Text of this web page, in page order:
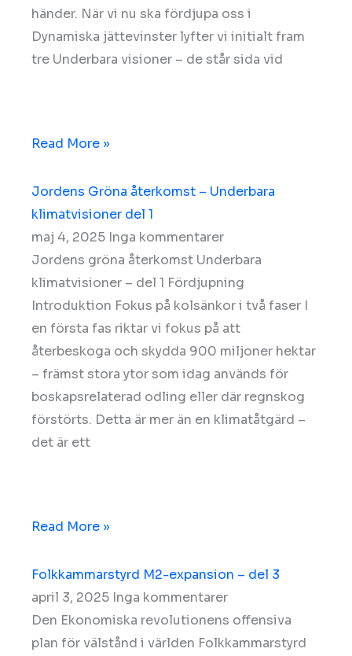
händer. När vi nu ska fördjupa oss i
Dynamiska jättevinster lyfter vi initialt fram
tre Underbara visioner – de står sida vid
Read More »
Jordens Gröna återkomst – Underbara
klimatvisioner del 1
maj 4, 2025 Inga kommentarer
Jordens gröna återkomst Underbara
klimatvisioner – del 1 Fördjupning
Introduktion Fokus på kolsänkor i två faser I
en första fas riktar vi fokus på att
återbeskoga och skydda 900 miljoner hektar
– främst stora ytor som idag används för
boskapsrelaterad odling eller där regnskog
förstörts. Detta är mer än en klimatåtgärd –
det är ett
Read More »
Folkkammarstyrd M2-expansion – del 3
april 3, 2025 Inga kommentarer
Den Ekonomiska revolutionens offensiva
plan för välstånd i världen Folkkammarstyrd